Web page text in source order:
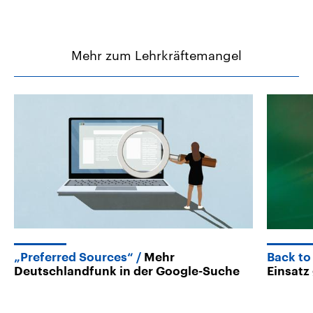
Mehr zum Lehrkräftemangel
„Preferred Sources“
Mehr
Deutschlandfunk in der Google-Suche
Back